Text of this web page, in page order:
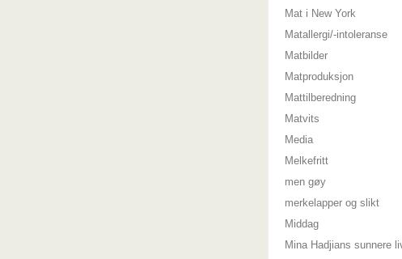
Mat i New York
Matallergi/-intoleranse
Matbilder
Matproduksjon
Mattilberedning
Matvits
Media
Melkefritt
men gøy
merkelapper og slikt
Middag
Mina Hadjians sunnere